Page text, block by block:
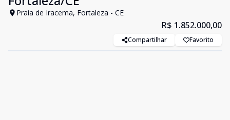
Praia de Iracema, Fortaleza - CE
R$ 1.852.000,00
Compartilhar Favorito